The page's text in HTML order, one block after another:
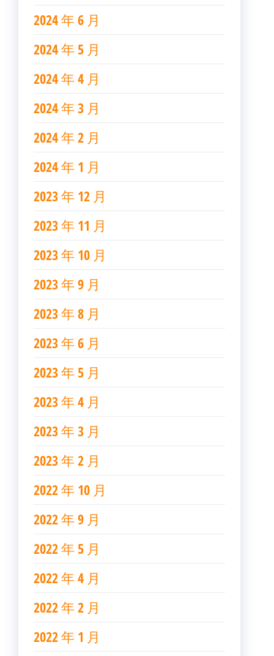
2024 年 6 月
2024 年 5 月
2024 年 4 月
2024 年 3 月
2024 年 2 月
2024 年 1 月
2023 年 12 月
2023 年 11 月
2023 年 10 月
2023 年 9 月
2023 年 8 月
2023 年 6 月
2023 年 5 月
2023 年 4 月
2023 年 3 月
2023 年 2 月
2022 年 10 月
2022 年 9 月
2022 年 5 月
2022 年 4 月
2022 年 2 月
2022 年 1 月